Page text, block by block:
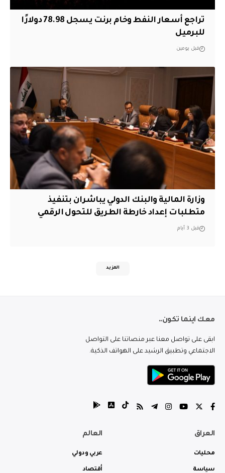
تراجع أسعار النفط وخام برنت يسجل 78.98 دولارًا
للبرميل
قبل يومين
وزارة المالية والبنك الدولي يباشران بتنفيذ
متطلبات إعداد خارطة الطريق للتحول الرقمي
قبل 3 أيام
المزيد
معك اينما تكون..
ابقى على تواصل معنا عبر منصاتنا على التواصل
الاجتماعي وتطبيق الرشيد على الهواتف الذكية.
العراق
محليات
سياسة
العالم
عربي ودولي
أقتصاد